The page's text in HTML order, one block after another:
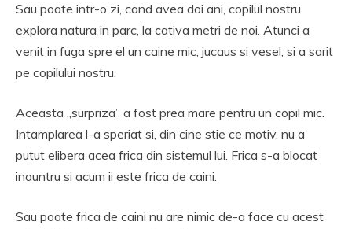
Sau poate intr-o zi, cand avea doi ani, copilul nostru
explora natura in parc, la cativa metri de noi. Atunci a
venit in fuga spre el un caine mic, jucaus si vesel, si a sarit
pe copilului nostru.
Aceasta „surpriza” a fost prea mare pentru un copil mic.
Intamplarea l-a speriat si, din cine stie ce motiv, nu a
putut elibera acea frica din sistemul lui. Frica s-a blocat
inauntru si acum ii este frica de caini.
Sau poate frica de caini nu are nimic de-a face cu acest